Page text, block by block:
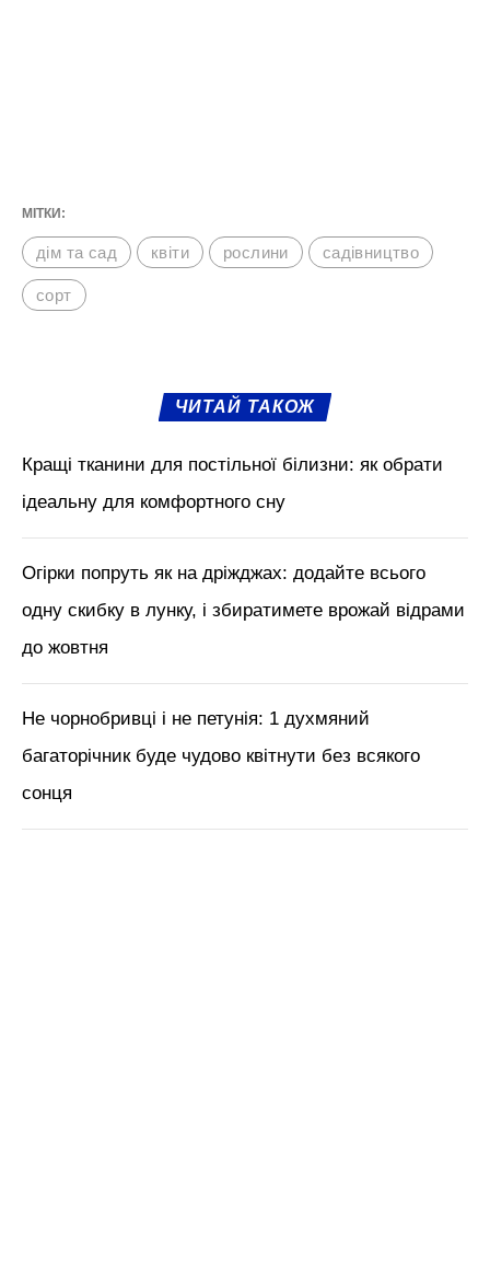
МІТКИ:
дім та сад квіти рослини садівництво
сорт
ЧИТАЙ ТАКОЖ
Кращі тканини для постільної білизни: як обрати
ідеальну для комфортного сну
Огірки попруть як на дріжджах: додайте всього
одну скибку в лунку, і збиратимете врожай відрами
до жовтня
Не чорнобривці і не петунія: 1 духмяний
багаторічник буде чудово квітнути без всякого
сонця